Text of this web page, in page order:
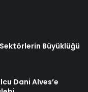
Büyüklüğü
Dani Alves’e